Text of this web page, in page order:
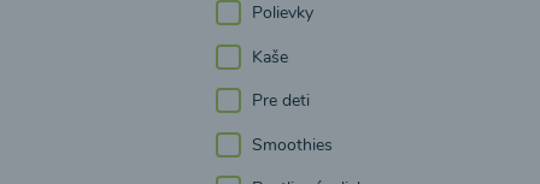
Polievky
Kaše
Pre deti
Smoothies